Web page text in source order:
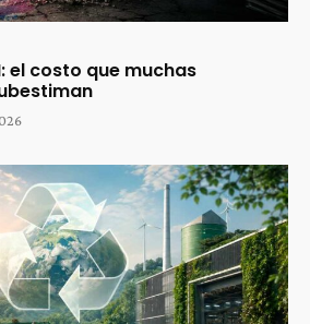
el costo que muchas